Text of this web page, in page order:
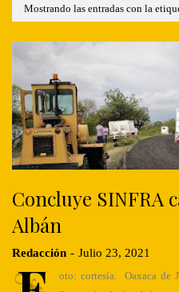
Mostrando las entradas con la
Concluye SINFRA
Albán
Redacción - Julio 23, 2021
oto: cortesía. Oaxaca de